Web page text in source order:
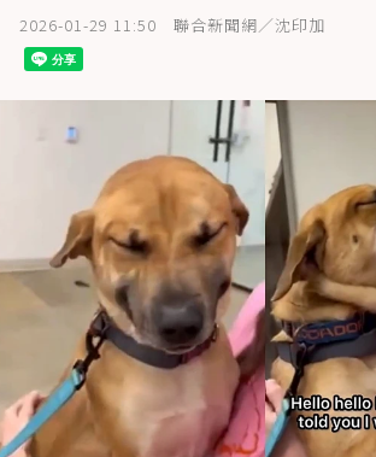
2026-01-29 11:50 聯合新聞網／沈印加